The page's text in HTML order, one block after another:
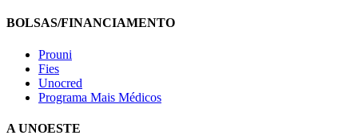
BOLSAS/FINANCIAMENTO
Prouni
Fies
Unocred
Programa Mais Médicos
A UNOESTE